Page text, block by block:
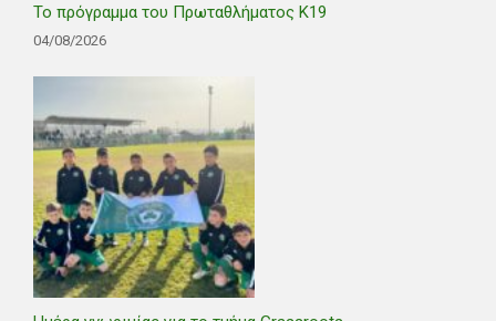
Το πρόγραμμα του Πρωταθλήματος Κ19
04/08/2026